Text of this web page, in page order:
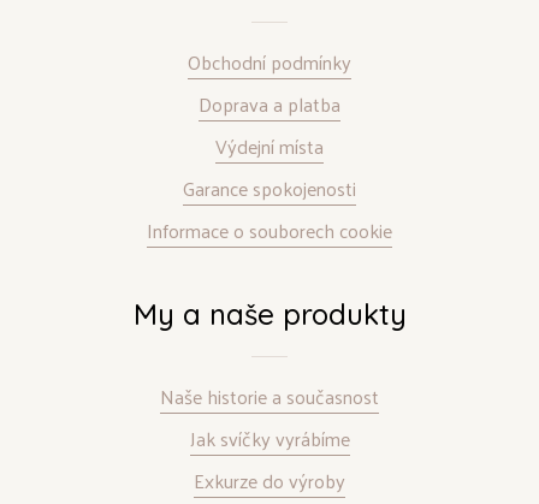
Obchodní podmínky
Doprava a platba
Výdejní místa
Garance spokojenosti
Informace o souborech cookie
My a naše produkty
Naše historie a současnost
Jak svíčky vyrábíme
Exkurze do výroby